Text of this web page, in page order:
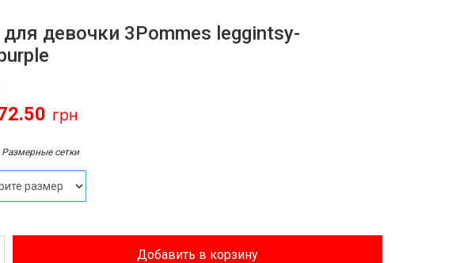
девочки 3Pommes leggintsy-
Размерные сетки
Добавить в корзину